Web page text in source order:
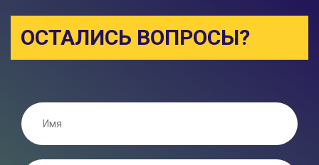
ОСТАЛИСЬ ВОПРОСЫ?